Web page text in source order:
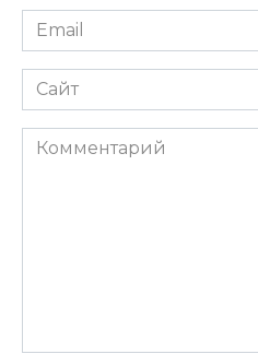
Email
*
Сайт
Комментарий